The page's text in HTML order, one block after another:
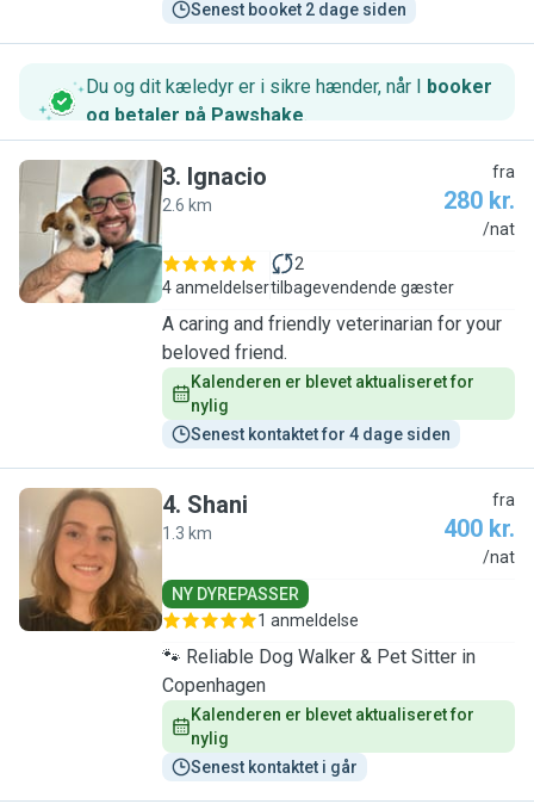
Senest booket 2 dage siden
Du og dit kæledyr er i sikre hænder, når I booker
og betaler på Pawshake.
I
3. Ignacio
2.6 km
fra
280 kr.
/nat
4 anmeldelser
2
tilbagevendende gæster
A caring and friendly veterinarian for your
beloved friend.
Kalenderen er blevet aktualiseret for
nylig
Senest kontaktet for 4 dage siden
S
4. Shani
1.3 km
fra
400 kr.
/nat
NY DYREPASSER
1 anmeldelse
🐾 Reliable Dog Walker & Pet Sitter in
Copenhagen
Kalenderen er blevet aktualiseret for
nylig
Senest kontaktet i går